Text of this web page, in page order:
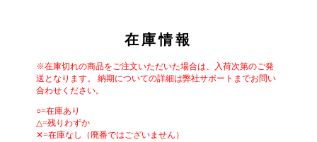
在庫情報
※在庫切れの商品をご注文いただいた場合は、入荷次第のご発
送となります。 納期についての詳細は弊社サポートまでお問い
合わせください。
○=在庫あり
△=残りわずか
✕=在庫なし（廃番ではございません）